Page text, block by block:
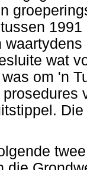
wat
om 'n